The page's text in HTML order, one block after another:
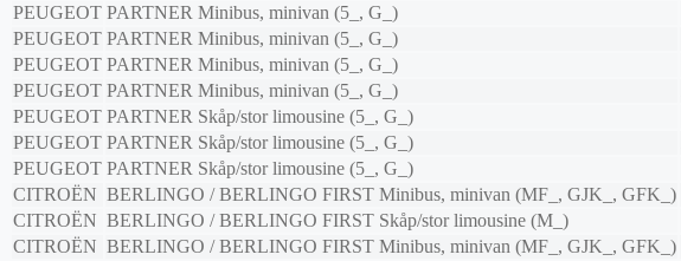
PEUGEOT PARTNER Minibus, minivan (5_, G_)
PEUGEOT PARTNER Minibus, minivan (5_, G_)
PEUGEOT PARTNER Minibus, minivan (5_, G_)
PEUGEOT PARTNER Minibus, minivan (5_, G_)
PEUGEOT PARTNER Skåp/stor limousine (5_, G_)
PEUGEOT PARTNER Skåp/stor limousine (5_, G_)
PEUGEOT PARTNER Skåp/stor limousine (5_, G_)
CITROËN BERLINGO / BERLINGO FIRST Minibus, minivan (MF_, GJK_, GFK_)
CITROËN BERLINGO / BERLINGO FIRST Skåp/stor limousine (M_)
CITROËN BERLINGO / BERLINGO FIRST Minibus, minivan (MF_, GJK_, GFK_)